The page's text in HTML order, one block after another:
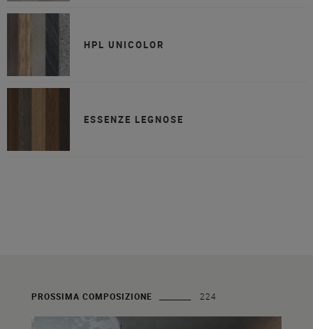
HPL UNICOLOR
ESSENZE LEGNOSE
PROSSIMA COMPOSIZIONE 224